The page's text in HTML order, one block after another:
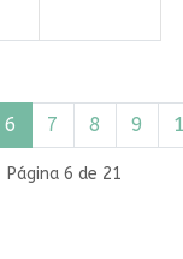
Página 6 de 21
6 7 8 9